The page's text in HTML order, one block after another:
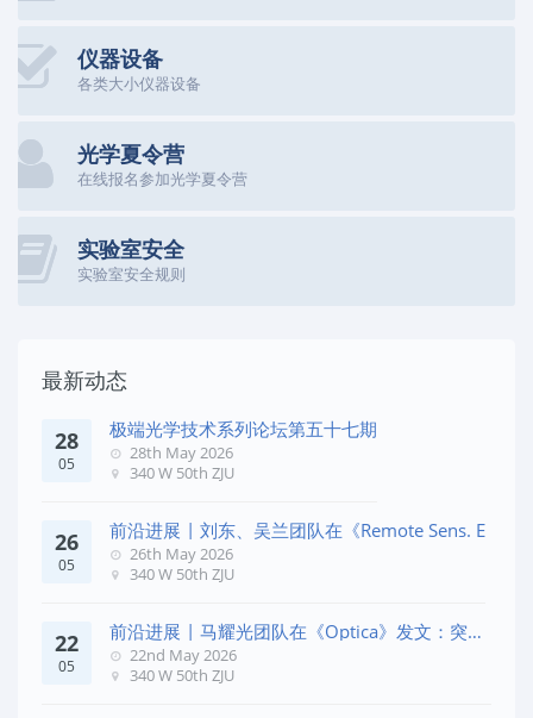
仪器设备
各类大小仪器设备
光学夏令营
在线报名参加光学夏令营
实验室安全
实验室安全规则
最新动态
28
05
极端光学技术系列论坛第五十七期
28th May 2026
340 W 50th ZJU
26
05
前沿进展 | 刘东、吴兰团队在《Remote Sens. E
26th May 2026
340 W 50th ZJU
22
05
前沿进展 | 马耀光团队在《Optica》发文：突破
几何相位
22nd May 2026
340 W 50th ZJU